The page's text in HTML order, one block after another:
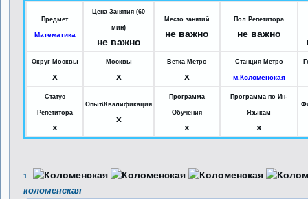
Предмет
Математика
Цена Занятия (60
мин)
не важно
Место занятий
не важно
Пол Репетитора
не важно
Округ Москвы
x
Москвы
x
Ветка Метро
x
Станция Метро
м.Коломенская
Статус
Репетитора
x
Опыт\Квалификация
x
Программа
Обучения
x
Программа по Ин-
Языкам
x
1
коломенская